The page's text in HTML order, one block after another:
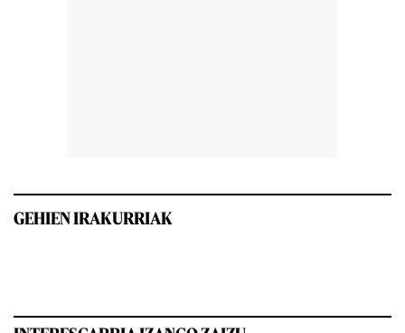
GEHIEN IRAKURRIAK